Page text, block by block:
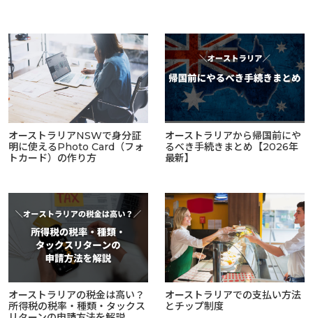
オーストラリアNSWで身分証
明に使えるPhoto Card（フォ
トカード）の作り方
オーストラリアから帰国前にや
るべき手続きまとめ【2026年
最新】
オーストラリアの税金は高い？
所得税の税率・種類・タックス
オーストラリアでの支払い方法
とチップ制度